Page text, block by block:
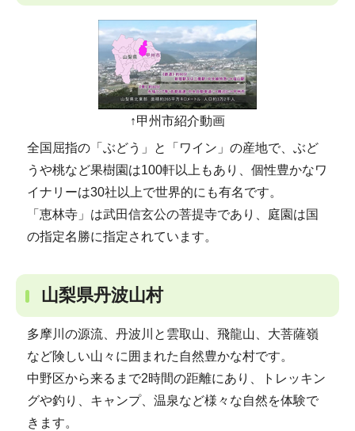
↑甲州市紹介動画
全国屈指の「ぶどう」と「ワイン」の産地で、ぶど
うや桃など果樹園は100軒以上もあり、個性豊かなワ
イナリーは30社以上で世界的にも有名です。
「恵林寺」は武田信玄公の菩提寺であり、庭園は国
の指定名勝に指定されています。
山梨県丹波山村
多摩川の源流、丹波川と雲取山、飛龍山、大菩薩嶺
など険しい山々に囲まれた自然豊かな村です。
中野区から来るまで2時間の距離にあり、トレッキン
グや釣り、キャンプ、温泉など様々な自然を体験で
きます。